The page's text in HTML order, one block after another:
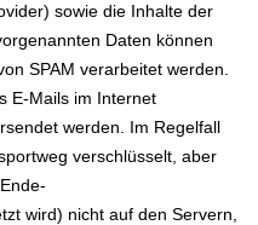
sowie die Inhalte der
Daten können
SPAM verarbeitet werden.
E-Mails im Internet
werden. Im Regelfall
verschlüsselt, aber
wird) nicht auf den Servern,